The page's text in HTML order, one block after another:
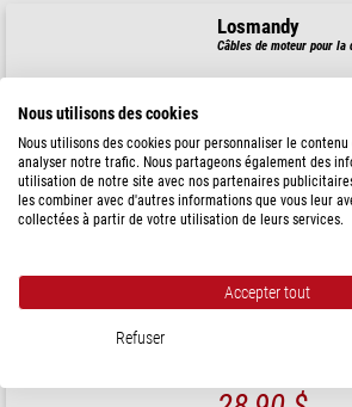
Losmandy
Câbles de moteur pour la
52,00 $
expédié sous
Gemini 1 et 2 Câble
Nous utilisons des cookies
Nous utilisons des cookies pour personnaliser le
analyser notre trafic. Nous partageons également des
utilisation de notre site avec nos partenaires
les combiner avec d'autres informations que vous leur
collectées à partir de votre utilisation de leurs services.
Accepter tout
Refuser